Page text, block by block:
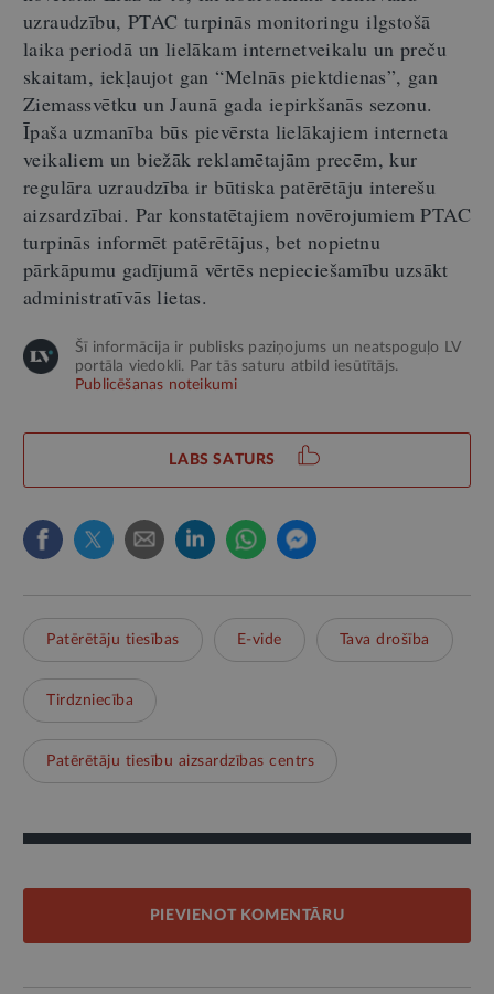
uzraudzību, PTAC turpinās monitoringu ilgstošā
laika periodā un lielākam internetveikalu un preču
skaitam, iekļaujot gan “Melnās piektdienas”, gan
Ziemassvētku un Jaunā gada iepirkšanās sezonu.
Īpaša uzmanība būs pievērsta lielākajiem interneta
veikaliem un biežāk reklamētajām precēm, kur
regulāra uzraudzība ir būtiska patērētāju interešu
aizsardzībai. Par konstatētajiem novērojumiem PTAC
turpinās informēt patērētājus, bet nopietnu
pārkāpumu gadījumā vērtēs nepieciešamību uzsākt
administratīvās lietas.
Šī informācija ir publisks paziņojums un neatspoguļo LV
portāla viedokli. Par tās saturu atbild iesūtītājs.
Publicēšanas noteikumi
LABS SATURS
Patērētāju tiesības E-vide Tava drošība
Tirdzniecība
Patērētāju tiesību aizsardzības centrs
PIEVIENOT KOMENTĀRU